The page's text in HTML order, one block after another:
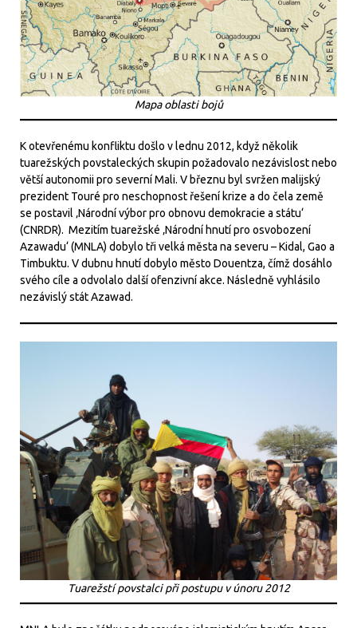
Mapa oblasti bojů
K otevřenému konfliktu došlo v lednu 2012, když několik
tuarežských povstaleckých skupin požadovalo nezávislost nebo
větší autonomii pro severní Mali. V březnu byl svržen malijský
prezident Touré pro neschopnost řešení krize a do čela země
se postavil ‚Národní výbor pro obnovu demokracie a státu‘
(CNRDR). Mezitím tuarežské ‚Národní hnutí pro osvobození
Azawadu‘ (MNLA) dobylo tři velká města na severu – Kidal, Gao a
Timbuktu. V dubnu hnutí dobylo město Douentza, čímž dosáhlo
svého cíle a odvolalo další ofenzivní akce. Následně vyhlásilo
nezávislý stát Azawad.
Tuarežstí povstalci při postupu v únoru 2012